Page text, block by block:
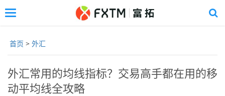
to
main
Toggle
首页 > 外汇
外汇常用的均线指标？交易高手都在用的移
动平均线全攻略